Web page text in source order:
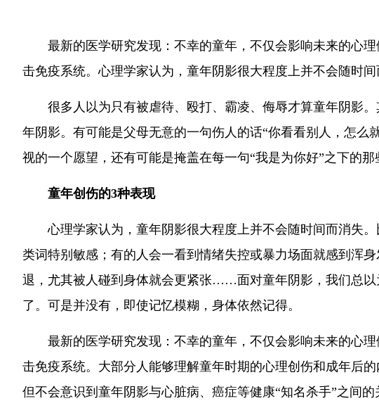
最新的医学研究发现：不幸的童年，不仅会影响未来的心
击免疫系统。心理学家认为，童年阴影很大程度上并不会随时间
很多人以为只有被虐待、殴打、霸凌、侮辱才算童年阴影
年阴影。有可能是父母无意的一句伤人的话“你看看别人，怎么
视的一个愿望，还有可能是掩盖在每一句“我是为你好”之下的
童年创伤的3种表现
心理学家认为，童年阴影很大程度上并不会随时间而消失
类词特别敏感；有的人会一看到情绪失控或暴力场面就感到浑
退，尤其被人碰到身体就会更紧张……面对童年阴影，我们总
了。可是并没有，即使记忆模糊，身体依然记得。
最新的医学研究发现：不幸的童年，不仅会影响未来的心
击免疫系统。大部分人能够理解童年时期的心理创伤和成年后
但不会意识到童年阴影与心脏病、癌症等健康“知名杀手”之间的